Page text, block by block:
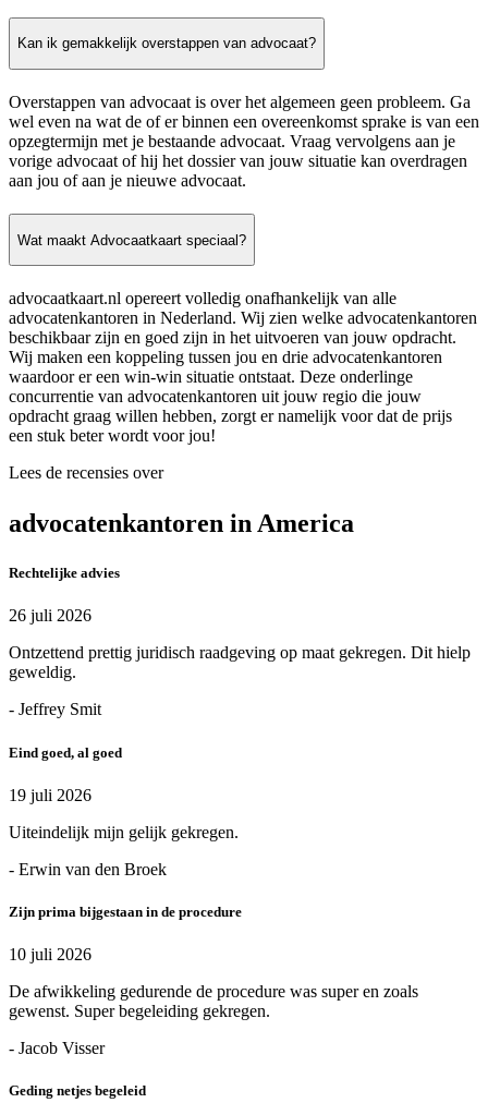
Kan ik gemakkelijk overstappen van advocaat?
Overstappen van advocaat is over het algemeen geen probleem. Ga
wel even na wat de of er binnen een overeenkomst sprake is van een
opzegtermijn met je bestaande advocaat. Vraag vervolgens aan je
vorige advocaat of hij het dossier van jouw situatie kan overdragen
aan jou of aan je nieuwe advocaat.
Wat maakt Advocaatkaart speciaal?
advocaatkaart.nl opereert volledig onafhankelijk van alle
advocatenkantoren in Nederland. Wij zien welke advocatenkantoren
beschikbaar zijn en goed zijn in het uitvoeren van jouw opdracht.
Wij maken een koppeling tussen jou en drie advocatenkantoren
waardoor er een win-win situatie ontstaat. Deze onderlinge
concurrentie van advocatenkantoren uit jouw regio die jouw
opdracht graag willen hebben, zorgt er namelijk voor dat de prijs
een stuk beter wordt voor jou!
Lees de recensies over
advocatenkantoren in America
Rechtelijke advies
26 juli 2026
Ontzettend prettig juridisch raadgeving op maat gekregen. Dit hielp
geweldig.
- Jeffrey Smit
Eind goed, al goed
19 juli 2026
Uiteindelijk mijn gelijk gekregen.
- Erwin van den Broek
Zijn prima bijgestaan in de procedure
10 juli 2026
De afwikkeling gedurende de procedure was super en zoals
gewenst. Super begeleiding gekregen.
- Jacob Visser
Geding netjes begeleid